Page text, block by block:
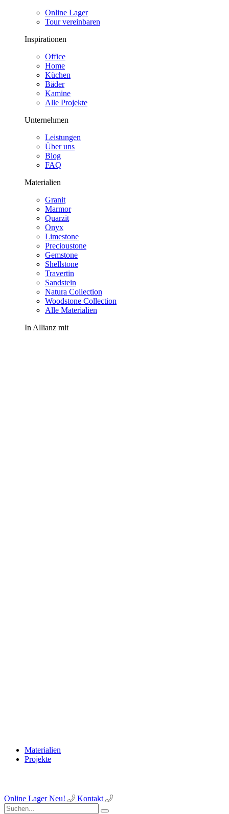
Online Lager
Tour vereinbaren
Inspirationen
Office
Home
Küchen
Bäder
Kamine
Alle Projekte
Unternehmen
Leistungen
Über uns
Blog
FAQ
Materialien
Granit
Marmor
Quarzit
Onyx
Limestone
Precioustone
Gemstone
Shellstone
Travertin
Sandstein
Natura Collection
Woodstone Collection
Alle Materialien
In Allianz mit
Materialien
Projekte
Online LagerNeu! Kontakt